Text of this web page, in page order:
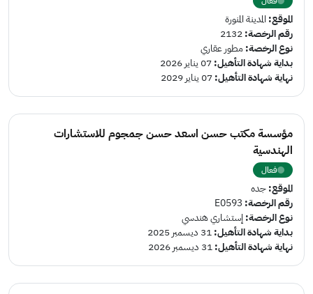
الموقع: المدينة المنورة
رقم الرخصة:2132
نوع الرخصة:مطور عقاري
بداية شهادة التأهيل:07 يناير 2026
نهاية شهادة التأهيل:07 يناير 2029
مؤسسة مكتب حسن اسعد حسن جمجوم للاستشارات
الهندسية
فعال
الموقع:جده
رقم الرخصة: E0593
نوع الرخصة: إستشاري هندسي
بداية شهادة التأهيل:31 ديسمبر 2025
نهاية شهادة التأهيل:31 ديسمبر 2026